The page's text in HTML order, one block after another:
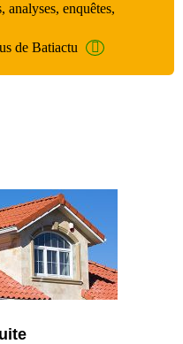
analyses, enquêtes,
de Batiactu